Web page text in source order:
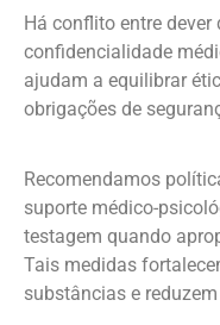
Há conflito entre
confidencialidade
ajudam a equilibrar
obrigações de
Recomendamos
suporte médico-
testagem quando
Tais medidas
substâncias e